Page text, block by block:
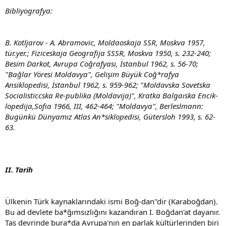
Bibliyografya:
B. Kotljarov - A. Abramovic, Moldaoskaja SSR, Moskva 1957,
tür.yer.; Fiziceskaja Geografija SSSR, Moskva 1950, s. 232-240;
Besim Darkot, Avrupa Coğrafyası, İstanbul 1962, s. 56-70;
"Bağlar Yöresi Moldavya", Gelişim Büyük Coğ*rafya
Ansiklopedisi, İstanbul 1962, s. 959-962; "Moldavska Sovetska
Socialisticcska Re-publika (Moldavija)", Kratka Balgaıska Encik-
lopedija,Sofia 1966, III, 462-464; "Moldavya", Berleslmann:
Bugünkü Dünyamız Atlas An*siklopedisi, Gütersloh 1993, s. 62-
63.
II. Tarih
Ülkenin Türk kaynaklarındaki ismi Boğ-dan"dir (Karaboğdan).
Bu ad devlete ba*ğımsızlığını kazandıran I. Boğdan'at dayanır.
Taş devrinde bura*da Avrupa'nın en parlak kültürlerinden biri